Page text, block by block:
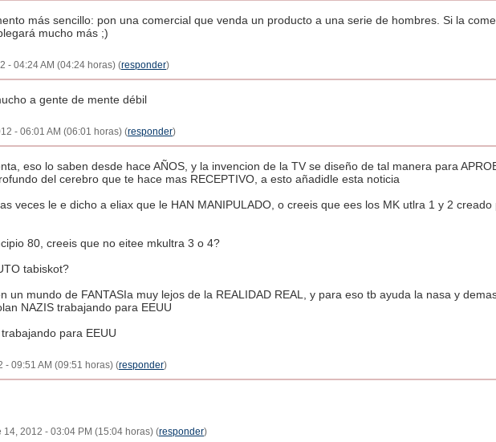
más sencillo: pon una comercial que venda un producto a una serie de hombres. Si la
mucho más ;)
- 04:24 AM (04:24 horas) (responder)
a gente de mente débil
- 06:01 AM (06:01 horas) (responder)
eso lo saben desde hace AÑOS, y la invencion de la TV se diseño de tal manera para
del cerebro que te hace mas RECEPTIVO, a esto añadidle esta noticia
veces le e dicho a eliax que le HAN MANIPULADO, o creeis que ees los MK utlra 1 y 2 creado
80, creeis que no eitee mkultra 3 o 4?
tabiskot?
un mundo de FANTASIa muy lejos de la REALIDAD REAL, y para eso tb ayuda la nasa y
NAZIS trabajando para EEUU
para EEUU
- 09:51 AM (09:51 horas) (responder)
14, 2012 - 03:04 PM (15:04 horas) (responder)